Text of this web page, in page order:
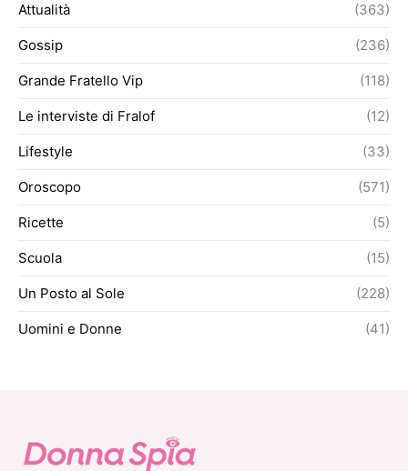
Attualità (363)
Gossip (236)
Grande Fratello Vip (118)
Le interviste di Fralof (12)
Lifestyle (33)
Oroscopo (571)
Ricette (5)
Scuola (15)
Un Posto al Sole (228)
Uomini e Donne (41)